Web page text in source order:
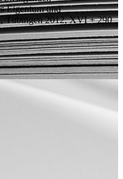
Eigentum und
Tübingen 2012, XVI + 290